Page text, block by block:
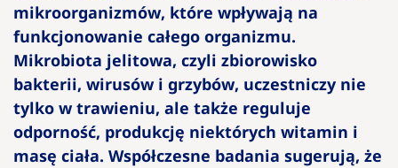
BMI –
wagi
mikroorganizmów, które wpływają na
funkcjonowanie całego organizmu.
Mikrobiota jelitowa, czyli zbiorowisko
bakterii, wirusów i grzybów, uczestniczy nie
tylko w trawieniu, ale także reguluje
odporność, produkcję niektórych witamin i
masę ciała. Współczesne badania sugerują, że